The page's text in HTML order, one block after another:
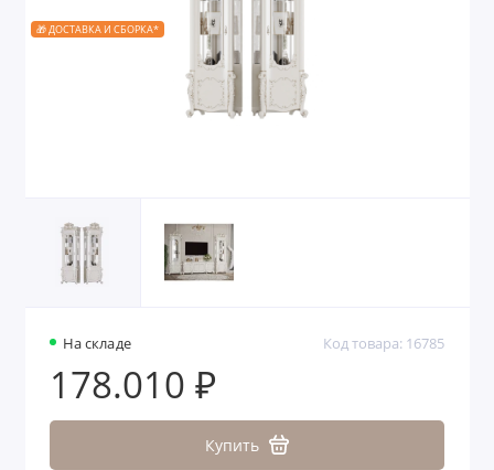
🎁 ДОСТАВКА И СБОРКА*
На складе Код товара: 16785
178.010 ₽
Купить